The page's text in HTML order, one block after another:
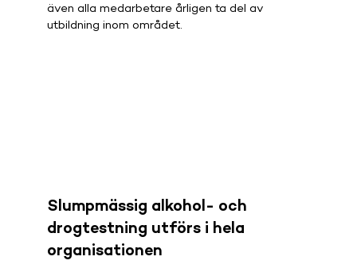
även alla medarbetare årligen ta del av
utbildning inom området.
Slumpmässig alkohol- och
drogtestning utförs i hela
organisationen